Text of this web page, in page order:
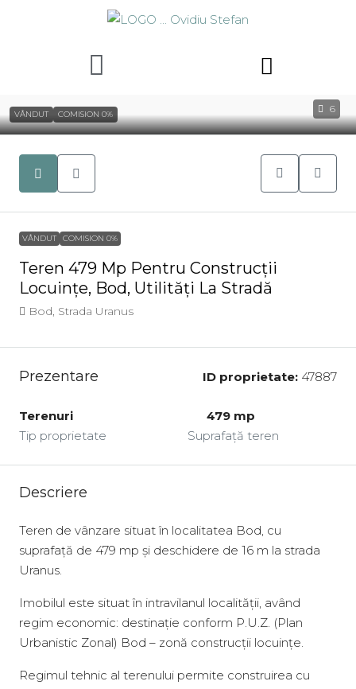
6
VÂNDUT COMISION 0%
VÂNDUT COMISION 0%
Teren 479 Mp Pentru Construcții
Locuințe, Bod, Utilități La Stradă
Bod, Strada Uranus
Prezentare ID proprietate: 47887
Terenuri
Tip proprietate
479 mp
Suprafață teren
Descriere
Teren de vânzare situat în localitatea Bod, cu
suprafață de 479 mp și deschidere de 16 m la strada
Uranus.
Imobilul este situat în intravilanul localității, având
regim economic: destinație conform P.U.Z. (Plan
Urbanistic Zonal) Bod – zonă construcții locuințe.
Regimul tehnic al terenului permite construirea cu